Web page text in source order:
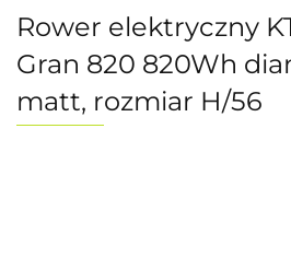
Rower elektryczny
Gran 820 820Wh
matt, rozmiar H/56